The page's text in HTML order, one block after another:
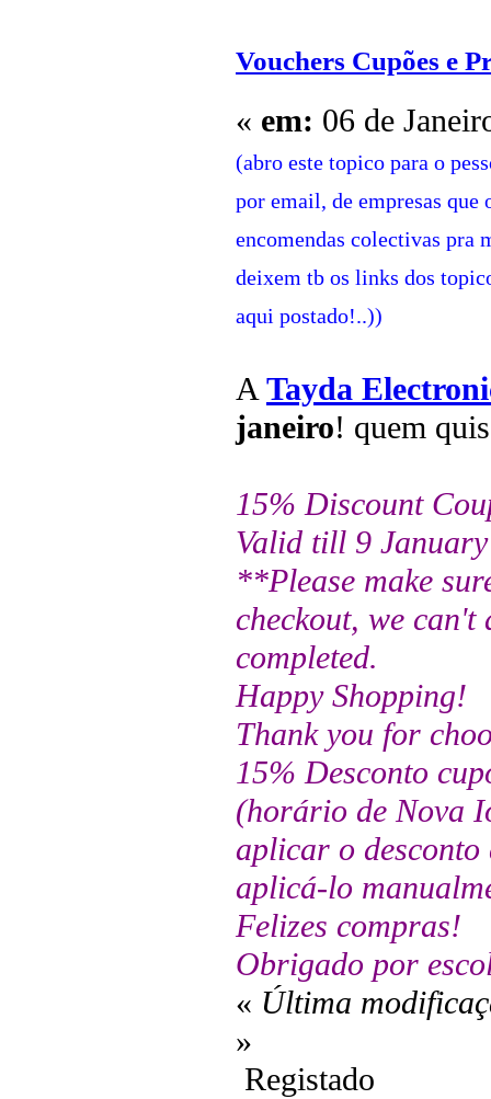
Vouchers Cupões e
« em: 06 de
(abro este topico para o
por email, de empresas que
encomendas colectivas pra
deixem tb os links dos
aqui postado!..))
A Tayda
janeiro! quem
15% Discount
Valid till 9
**Please make
checkout, we
completed.
Happy Shopping!
Thank you for
15% Desconto
(horário de Nova
aplicar o desconto
aplicá-lo
Felizes compras!
Obrigado por
« Última
»
Registado